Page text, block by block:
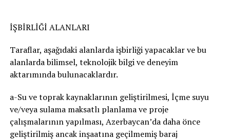
İŞBİRLİĞİ ALANLARI
Taraflar, aşağıdaki alanlarda işbirliği yapacaklar ve bu
alanlarda bilimsel, teknolojik bilgi ve deneyim
aktarımında bulunacaklardır.
a-Su ve toprak kaynaklarının geliştirilmesi, İçme suyu
ve/veya sulama maksatlı planlama ve proje
çalışmalarının yapılması, Azerbaycan’da daha önce
geliştirilmiş ancak inşaatına geçilmemiş baraj